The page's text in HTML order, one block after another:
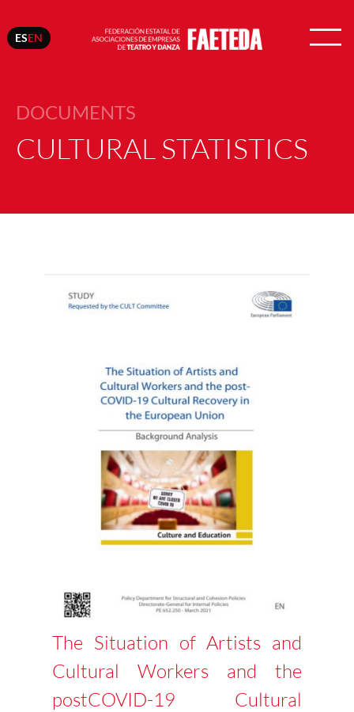
ESEN
DOCUMENTS
CULTURAL STATISTICS
The Situation of Artists and
Cultural Workers and the
postCOVID-19 Cultural